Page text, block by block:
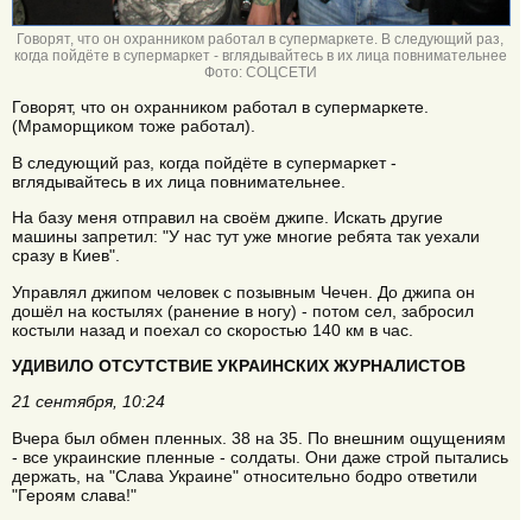
Говорят, что он охранником работал в супермаркете. В следующий раз,
когда пойдёте в супермаркет - вглядывайтесь в их лица повнимательнее
Фото: СОЦСЕТИ
Говорят, что он охранником работал в супермаркете.
(Мраморщиком тоже работал).
В следующий раз, когда пойдёте в супермаркет -
вглядывайтесь в их лица повнимательнее.
На базу меня отправил на своём джипе. Искать другие
машины запретил: "У нас тут уже многие ребята так уехали
сразу в Киев".
Управлял джипом человек с позывным Чечен. До джипа он
дошёл на костылях (ранение в ногу) - потом сел, забросил
костыли назад и поехал со скоростью 140 км в час.
УДИВИЛО ОТСУТСТВИЕ УКРАИНСКИХ ЖУРНАЛИСТОВ
21 сентября, 10:24
Вчера был обмен пленных. 38 на 35. По внешним ощущениям
- все украинские пленные - солдаты. Они даже строй пытались
держать, на "Слава Украине" относительно бодро ответили
"Героям слава!"